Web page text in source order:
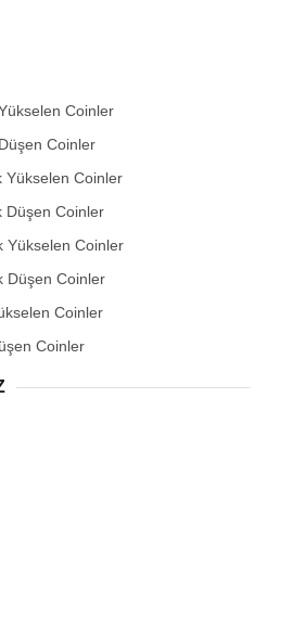
Coinler
Coinler
Yükselen Coinler
Düşen Coinler
Yükselen Coinler
Düşen Coinler
Coinler
Coinler